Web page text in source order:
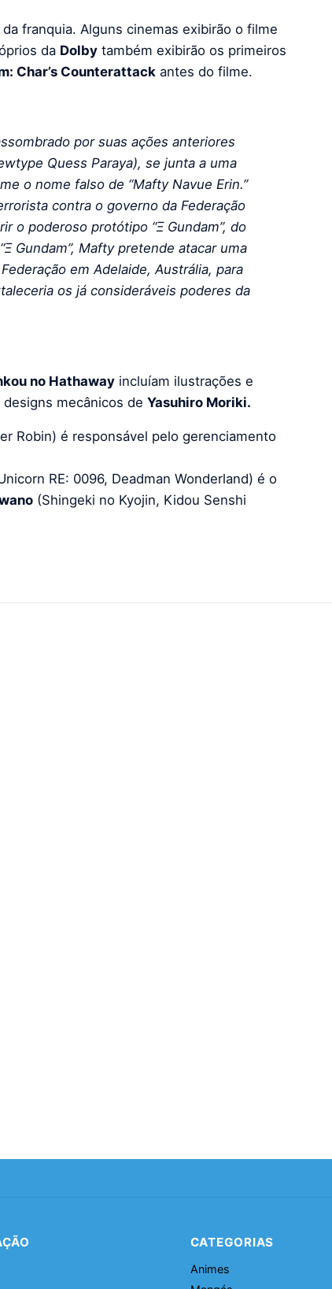
franquia. Alguns cinemas exibirão o filme
da Dolby também exibirão os primeiros
Char’s Counterattack antes do filme.
por suas ações anteriores
Quess Paraya), se junta a uma
o nome falso de “Mafty Navue Erin.”
contra o governo da Federação
o poderoso protótipo “Ξ Gundam”, do
Gundam”, Mafty pretende atacar uma
em Adelaide, Austrália, para
os já consideráveis ​​poderes da
no Hathaway incluíam ilustrações e
designs mecânicos de Yasuhiro Moriki.
Robin) é responsável pelo gerenciamento
RE: 0096, Deadman Wonderland) é o
(Shingeki no Kyojin, Kidou Senshi
CATEGORIAS
Animes